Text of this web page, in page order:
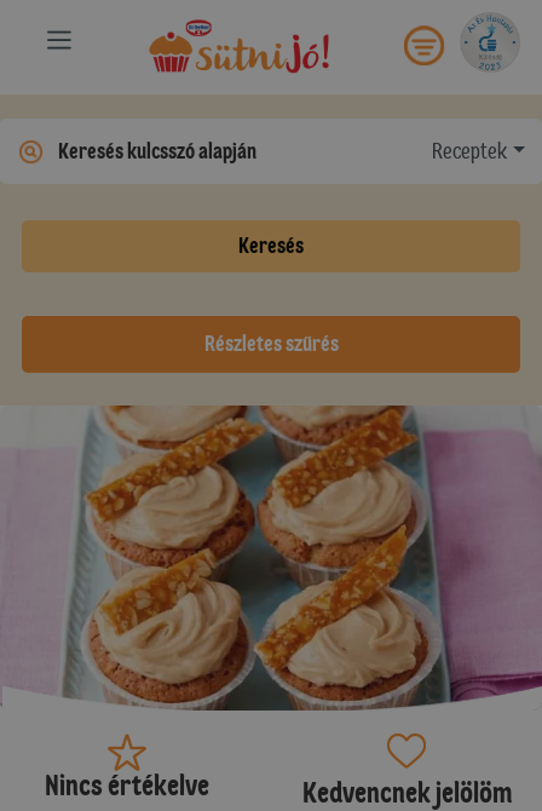
Receptek
Keresés
Részletes szűrés
Nincs értékelve Kedvencnek jelölöm